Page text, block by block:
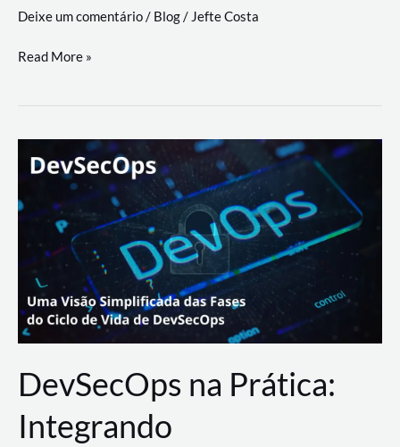
a
workflows
Deixe um comentário/ Blog/ Jefte Costa
teste
palyer
Lance
Rural
Read More »
DevSecOps na Prática:
Integrando